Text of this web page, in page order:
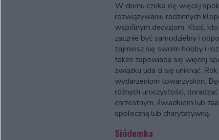
W domu czeka cię więcej
rozwiązywaniu rodzinnych
wspólnym decyzjom. Ktoś,
zacznie być samodzielny i
zajmiesz się swoim hobby i
także zapowiada się więcej
związku uda ci się uniknąć.
wydarzeniom towarzyskim.
różnych uroczystości,
chrzestnym, świadkiem lub
społeczną lub charytatywną.
Siódemka